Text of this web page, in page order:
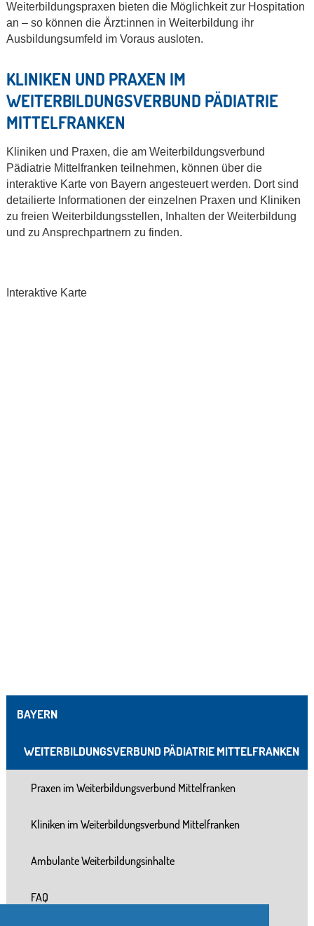
Weiterbildungspraxen bieten die Möglichkeit zur Hospitation
an – so können die Ärzt:innen in Weiterbildung ihr
Ausbildungsumfeld im Voraus ausloten.
KLINIKEN UND PRAXEN IM
WEITERBILDUNGSVERBUND PÄDIATRIE
MITTELFRANKEN
Kliniken und Praxen, die am Weiterbildungsverbund
Pädiatrie Mittelfranken teilnehmen, können über die
interaktive Karte von Bayern angesteuert werden. Dort sind
detailierte Informationen der einzelnen Praxen und Kliniken
zu freien Weiterbildungsstellen, Inhalten der Weiterbildung
und zu Ansprechpartnern zu finden.
Interaktive Karte
BAYERN
WEITERBILDUNGSVERBUND PÄDIATRIE MITTELFRANKEN
Praxen im Weiterbildungsverbund Mittelfranken
Kliniken im Weiterbildungsverbund Mittelfranken
Ambulante Weiterbildungsinhalte
FAQ